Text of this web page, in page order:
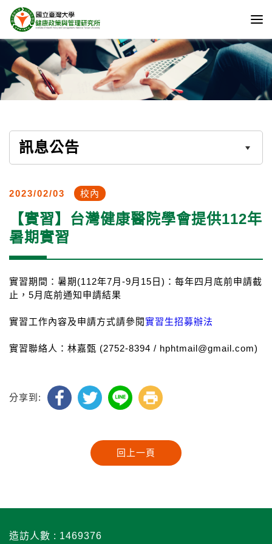
訊息公告
2023/02/03 校內
【實習】台灣健康醫院學會提供112年
暑期實習
實習期間：暑期(112年7月-9月15日)：每年四月底前申請截
止，5月底前通知申請結果
實習工作內容及申請方式請參閱實習生招募辦法
實習聯絡人：林嘉甄 (2752-8394 / hphtmail@gmail.com)
分享到:
造訪人數 : 1469376